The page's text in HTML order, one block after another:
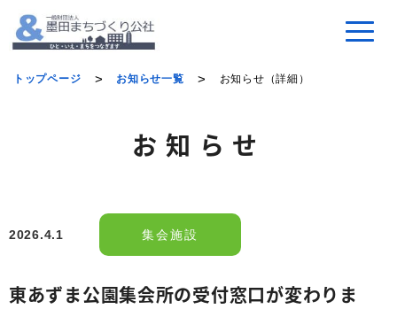
トップページ お知らせ一覧 お知らせ（詳細）
お知らせ
2026.4.1 集会施設
東あずま公園集会所の受付窓口が変わりま